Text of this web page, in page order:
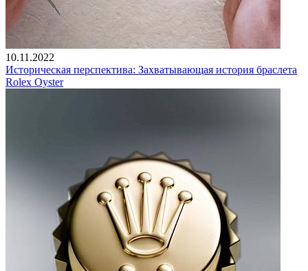
10.11.2022
Историческая перспектива: Захватывающая история браслета
Rolex Oyster